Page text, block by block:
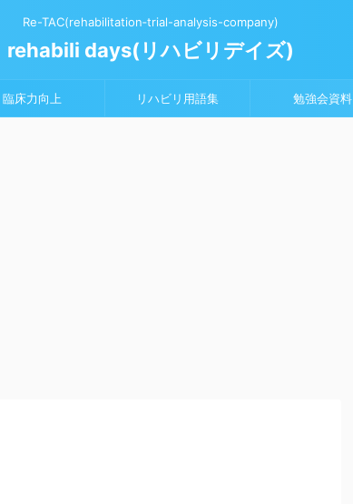
Re-TAC(rehabilitation‐trial-analysis-company)
rehabili days(リハビリデイズ)
臨床力向上 リハビリ用語集 勉強会資料